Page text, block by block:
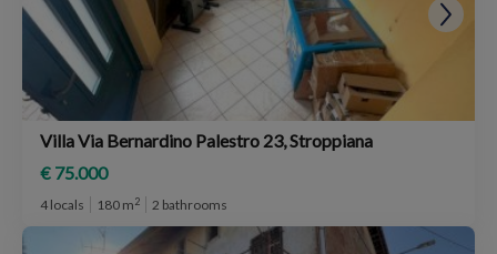
Villa Via Bernardino Palestro 23, Stroppiana
€ 75.000
4 locals 180 m2 2 bathrooms